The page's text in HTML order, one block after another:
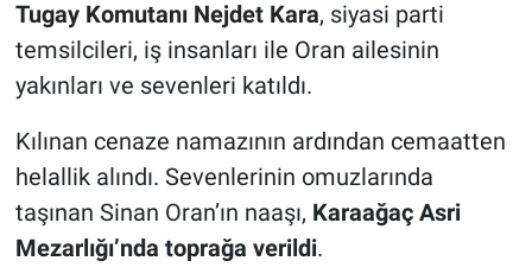
Tugay Komutanı Nejdet Kara, siyasi parti
temsilcileri, iş insanları ile Oran ailesinin
yakınları ve sevenleri katıldı.
Kılınan cenaze namazının ardından cemaatten
helallik alındı. Sevenlerinin omuzlarında
taşınan Sinan Oran’ın naaşı, Karaağaç Asri
Mezarlığı’nda toprağa verildi.